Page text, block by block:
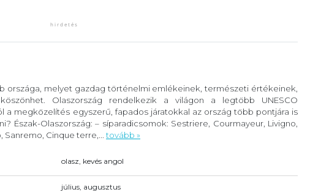
országa, melyet gazdag történelmi emlékeinek, természeti értékeinek,
Olaszország rendelkezik a világon a legtöbb UNESCO
a megközelítés egyszerű, fapados járatokkal az ország több pontjára is
Észak-Olaszország: – síparadicsomok: Sestriere, Courmayeur, Livigno,
Cinque terre,... tovább »
olasz, kevés angol
július, augusztus